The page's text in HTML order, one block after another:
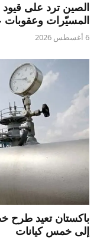
الصين ترد على
المسيّرات وعقوبات
6 أغسطس 2026
باكستان تعيد طرح
إلى خمس كيانات